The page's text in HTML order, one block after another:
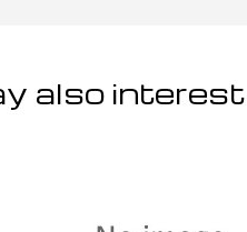
also interest